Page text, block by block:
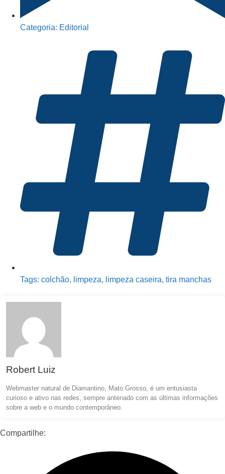
Categoria: Editorial
Tags: colchão, limpeza, limpeza caseira, tira manchas
Robert Luiz
Webmaster natural de Diamantino, Mato Grosso, é um entusiasta
curioso e ativo nas redes, sempre antenado com as últimas informações
sobre a web e o mundo contemporâneo.
Compartilhe: